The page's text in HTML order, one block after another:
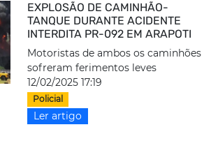
EXPLOSÃO DE CAMINHÃO-
TANQUE DURANTE ACIDENTE
INTERDITA PR-092 EM ARAPOTI
Motoristas de ambos os caminhões
sofreram ferimentos leves
12/02/2025 17:19
Policial
Ler artigo